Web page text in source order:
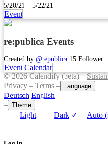
5/20/21 – 5/22/21
Event
re:publica Events
Created by @republica 15 Follower
Event Calendar
© 2026 Calendify (beta) –
Privacy – Terms – Language
Deutsch English
– Theme
Light Dark ✓ Auto